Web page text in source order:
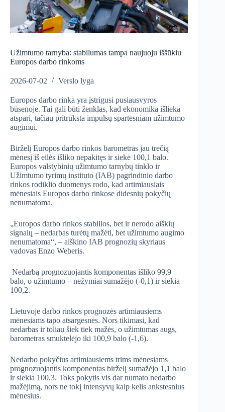
Užimtumo tarnyba: stabilumas tampa naujuoju iššūkiu
Europos darbo rinkoms
2026-07-02 Verslo lyga
Europos darbo rinka yra įstrigusi pusiausvyros
būsenoje. Tai gali būti ženklas, kad ekonomika išlieka
atspari, tačiau pritrūksta impulsų spartesniam užimtumo
augimui.
Birželį Europos darbo rinkos barometras jau trečią
mėnesį iš eilės išliko nepakitęs ir siekė 100,1 balo.
Europos valstybinių užimtumo tarnybų tinklo ir
Užimtumo tyrimų instituto (IAB) pagrindinio darbo
rinkos rodiklio duomenys rodo, kad artimiausiais
mėnesiais Europos darbo rinkose didesnių pokyčių
nenumatoma.
„Europos darbo rinkos stabilios, bet ir nerodo aiškių
signalų – nedarbas turėtų mažėti, bet užimtumo augimo
nenumatoma“, – aiškino IAB prognozių skyriaus
vadovas Enzo Weberis.
Nedarbą prognozuojantis komponentas išliko 99,9
balo, o užimtumo – nežymiai sumažėjo (-0,1) ir siekia
100,2.
Lietuvoje darbo rinkos prognozės artimiausiems
mėnesiams tapo atsargesnės. Nors tikimasi, kad
nedarbas ir toliau šiek tiek mažės, o užimtumas augs,
barometras smuktelėjo iki 100,9 balo (-1,6).
Nedarbo pokyčius artimiausiems trims mėnesiams
prognozuojantis komponentas birželį sumažėjo 1,1 balo
ir siekia 100,3. Toks pokytis vis dar numato nedarbo
mažėjimą, nors ne tokį intensyvų kaip kelis ankstesnius
mėnesius.